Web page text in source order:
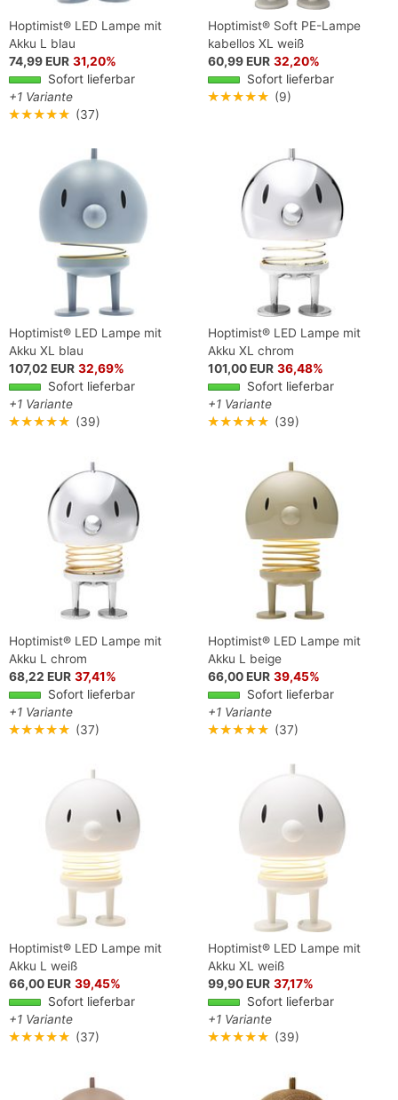
Hoptimist® LED Lampe mit
Akku L blau
74,99 EUR 31,20%
Sofort lieferbar
+1 Variante
★★★★★ (37)
Hoptimist® Soft PE-Lampe
kabellos XL weiß
60,99 EUR 32,20%
Sofort lieferbar
★★★★★ (9)
Hoptimist® LED Lampe mit
Akku XL blau
107,02 EUR 32,69%
Sofort lieferbar
+1 Variante
★★★★★ (39)
Hoptimist® LED Lampe mit
Akku XL chrom
101,00 EUR 36,48%
Sofort lieferbar
+1 Variante
★★★★★ (39)
Hoptimist® LED Lampe mit
Akku L chrom
68,22 EUR 37,41%
Sofort lieferbar
+1 Variante
★★★★★ (37)
Hoptimist® LED Lampe mit
Akku L beige
66,00 EUR 39,45%
Sofort lieferbar
+1 Variante
★★★★★ (37)
Hoptimist® LED Lampe mit
Akku L weiß
66,00 EUR 39,45%
Sofort lieferbar
+1 Variante
★★★★★ (37)
Hoptimist® LED Lampe mit
Akku XL weiß
99,90 EUR 37,17%
Sofort lieferbar
+1 Variante
★★★★★ (39)